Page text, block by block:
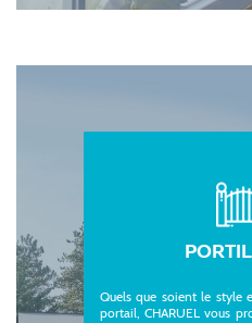
Quels que soient le style
portail, CHARUEL vous